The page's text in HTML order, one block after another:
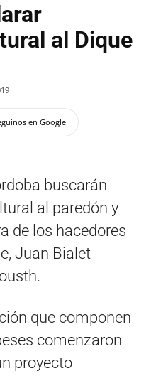
al Dique
en Google
buscarán
al paredón y
de los hacedores
Juan Bialet
que componen
comenzaron
proyecto